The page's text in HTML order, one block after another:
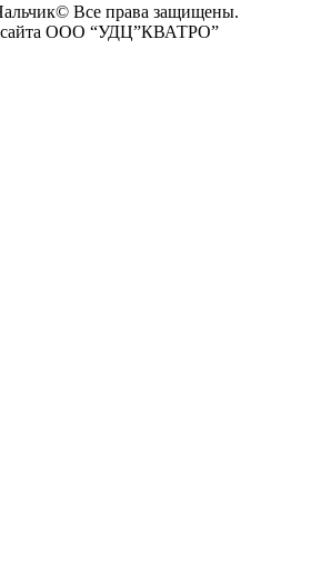
© Все права защищены.
сайта ООО “УДЦ”КВАТРО”